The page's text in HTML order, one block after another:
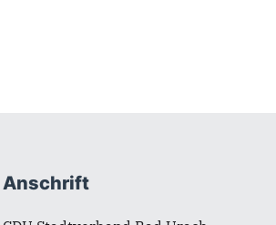
Anschrift